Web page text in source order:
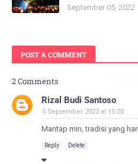
September 05, 2022
POST A COMMENT
2 Comments
Rizal Budi Santoso
5 September 2022 at 15:20
Mantap min, tradisi yang
Reply Delete